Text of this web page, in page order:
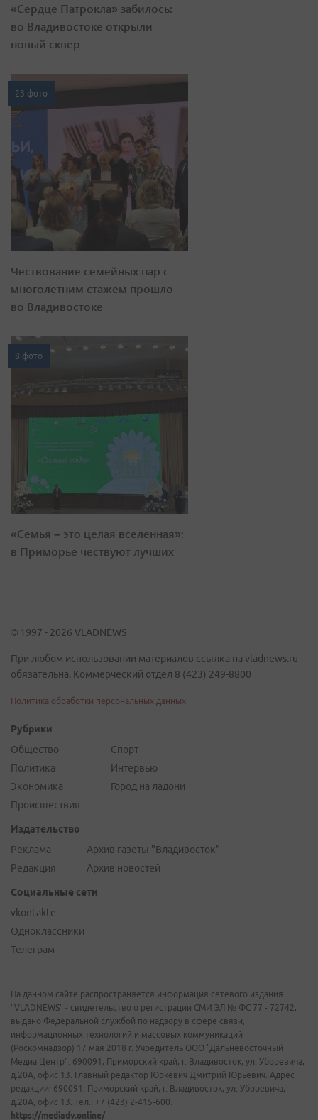
«Сердце Патрокла» забилось:
во Владивостоке открыли
новый сквер
23 фото
Чествование семейных пар с
многолетним стажем прошло
во Владивостоке
8 фото
«Семья – это целая вселенная»:
в Приморье чествуют лучших
© 1997 - 2026 VLADNEWS
При любом использовании материалов ссылка на vladnews.ru
обязательна. Коммерческий отдел 8 (423) 249-8800
Политика обработки персональных данных
Рубрики
Общество
Политика
Экономика
Происшествия
Спорт
Интервью
Город на ладони
Издательство
Реклама
Редакция
Архив газеты "Владивосток"
Архив новостей
Социальные сети
vkontakte
Одноклассники
Телеграм
На данном сайте распространяется информация сетевого издания
"VLADNEWS" - свидетельство о регистрации СМИ ЭЛ № ФС 77 - 72742,
выдано Федеральной службой по надзору в сфере связи,
информационных технологий и массовых коммуникаций
(Роскомнадзор) 17 мая 2018 г. Учредитель ООО "Дальневосточный
Медиа Центр". 690091, Приморский край, г. Владивосток, ул. Уборевича,
д.20А, офис 13. Главный редактор Юркевич Дмитрий Юрьевич. Адрес
редакции: 690091, Приморский край, г. Владивосток, ул. Уборевича,
д.20А, офис 13. Тел.: +7 (423) 2-415-600.
https://mediadv.online/